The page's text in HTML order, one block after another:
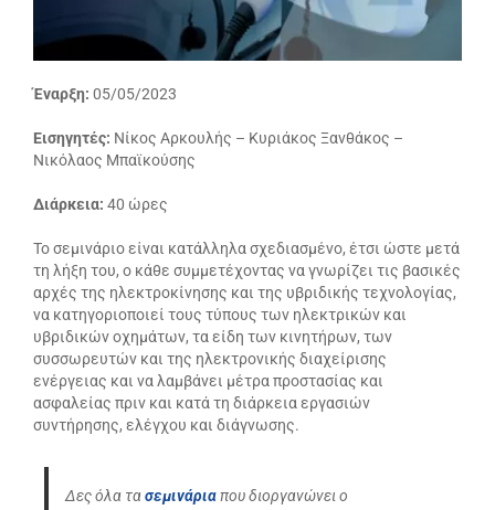
Έναρξη: 05/05/2023
Εισηγητές: Νίκος Αρκουλής – Κυριάκος Ξανθάκος –
Νικόλαος Μπαϊκούσης
Διάρκεια: 40 ώρες
Το σεμινάριο είναι κατάλληλα σχεδιασμένο, έτσι ώστε μετά
τη λήξη του, ο κάθε συμμετέχοντας να γνωρίζει τις βασικές
αρχές της ηλεκτροκίνησης και της υβριδικής τεχνολογίας,
να κατηγοριοποιεί τους τύπους των ηλεκτρικών και
υβριδικών οχημάτων, τα είδη των κινητήρων, των
συσσωρευτών και της ηλεκτρονικής διαχείρισης
ενέργειας και να λαμβάνει μέτρα προστασίας και
ασφαλείας πριν και κατά τη διάρκεια εργασιών
συντήρησης, ελέγχου και διάγνωσης.
Δες όλα τασεμινάριαπου διοργανώνει ο